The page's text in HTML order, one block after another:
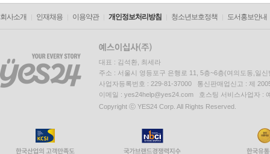
회사소개 인재채용 이용약관 개인정보처리방침 청소년보호정책 도서홍보안내
대표 : 김석환, 최세라
주소 : 서울시 영등포구 은행로 11, 5층~6층(여의도동,일신
사업자등록번호 : 229-81-37000 통신판매업신고 : 제
이메일 : yes24help@yes24.com 호스팅 서비스사업자 :
Copyright ⓒ YES24 Corp. All Rights Reserved.